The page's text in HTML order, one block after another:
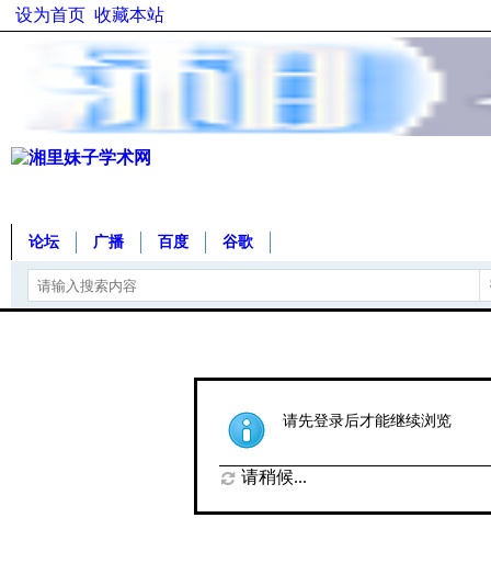
设为首页 收藏本站
论坛 广播 百度 谷歌
请先登录后才能继续浏览
请稍候...